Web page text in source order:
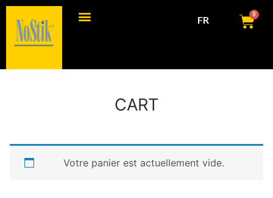
FR 0
CART
Votre panier est actuellement vide.